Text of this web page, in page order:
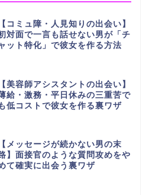
【コミュ障・人見知りの出会い】
対面で一言も話せない男が「チ
ット特化」で彼女を作る方法
【美容師アシスタントの出会い】
給・激務・平日休みの三重苦で
低コストで彼女を作る裏ワザ
【メッセージが続かない男の末
】面接官のような質問攻めをや
て確実に出会う裏ワザ